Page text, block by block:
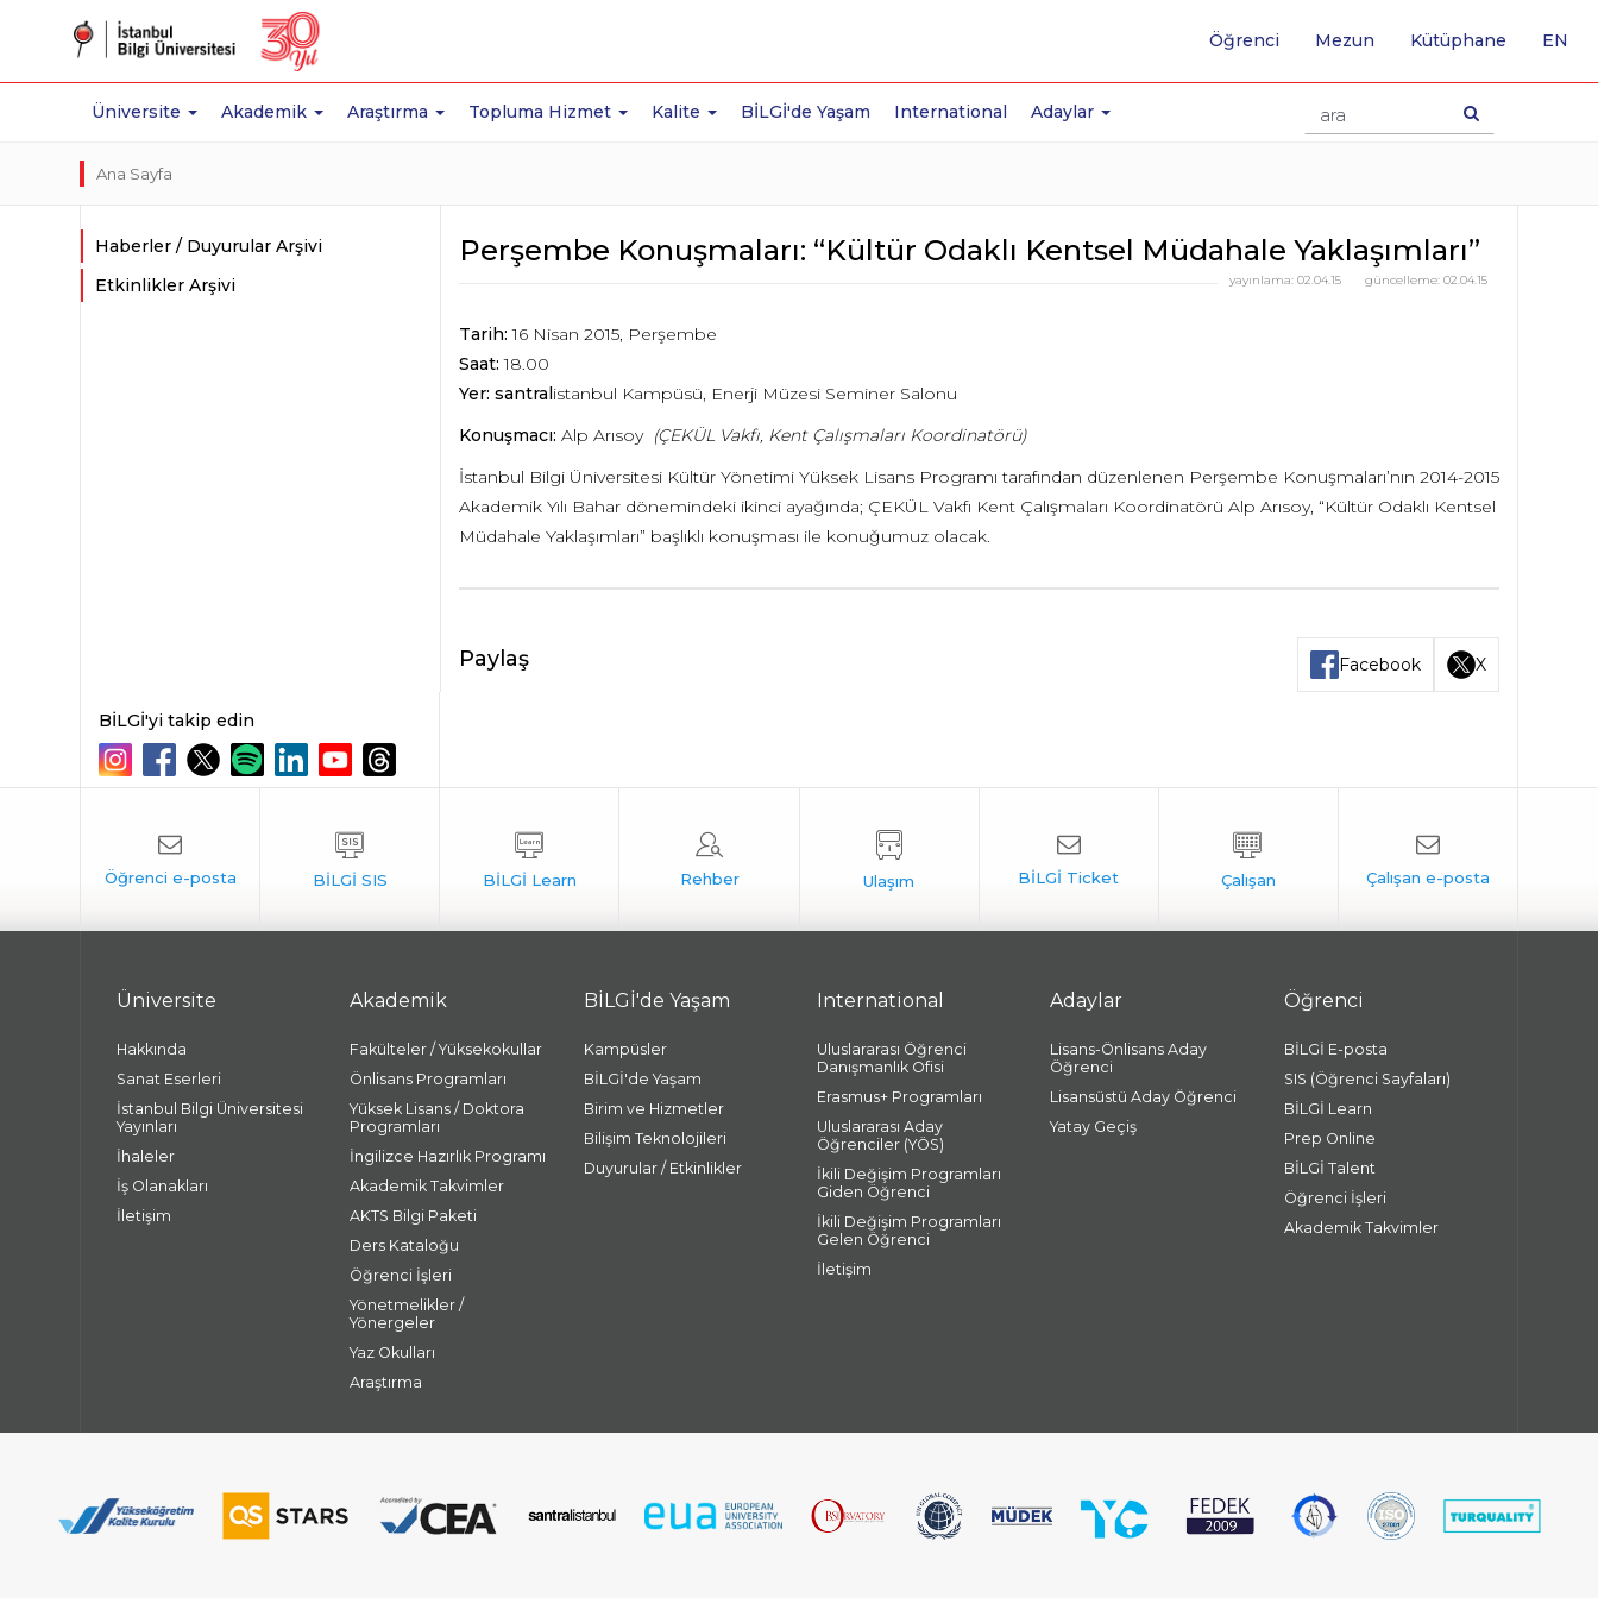
Üniversite Akademik Araştırma Topluma Hizmet Kalite BİLGİ'de Yaşam International Adaylar
Öğrenci Mezun Kütüphane EN
Ana Sayfa
Haberler / Duyurular Arşivi
Etkinlikler Arşivi
Perşembe Konuşmaları: “Kültür Odaklı Kentsel Müdahale Yaklaşımları”
güncelleme: 02.04.15
yayınlama: 02.04.15
Tarih: 16 Nisan 2015, Perşembe
Saat: 18.00
Yer: santralistanbul Kampüsü, Enerji Müzesi Seminer Salonu
Konuşmacı: Alp Arısoy (ÇEKÜL Vakfı, Kent Çalışmaları Koordinatörü)
İstanbul Bilgi Üniversitesi Kültür Yönetimi Yüksek Lisans Programı tarafından düzenlenen Perşembe Konuşmaları’nın 2014-2015
Akademik Yılı Bahar dönemindeki ikinci ayağında; ÇEKÜL Vakfı Kent Çalışmaları Koordinatörü Alp Arısoy, “Kültür Odaklı Kentsel
Müdahale Yaklaşımları” başlıklı konuşması ile konuğumuz olacak.
Paylaş Facebook X
BİLGİ'yi takip edin
Üniversite
Hakkında
Sanat Eserleri
İstanbul Bilgi Üniversitesi
Yayınları
İhaleler
İş Olanakları
İletişim
Akademik
Fakülteler / Yüksekokullar
Önlisans Programları
Yüksek Lisans / Doktora
Programları
İngilizce Hazırlık Programı
Akademik Takvimler
AKTS Bilgi Paketi
Ders Kataloğu
Öğrenci İşleri
Yönetmelikler /
Yönergeler
Yaz Okulları
Araştırma
BİLGİ'de Yaşam
Kampüsler
BİLGİ'de Yaşam
Birim ve Hizmetler
Bilişim Teknolojileri
Duyurular / Etkinlikler
International
Uluslararası Öğrenci
Danışmanlık Ofisi
Erasmus+ Programları
Uluslararası Aday
Öğrenciler (YÖS)
İkili Değişim Programları
Giden Öğrenci
İkili Değişim Programları
Gelen Öğrenci
İletişim
Adaylar
Lisans-Önlisans Aday
Öğrenci
Lisansüstü Aday Öğrenci
Yatay Geçiş
Öğrenci
BİLGİ E-posta
SIS (Öğrenci Sayfaları)
BİLGİ Learn
Prep Online
BİLGİ Talent
Öğrenci İşleri
Akademik Takvimler